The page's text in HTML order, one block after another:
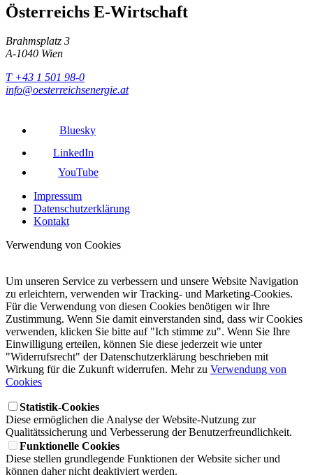
Österreichs E-Wirtschaft
Brahmsplatz 3
A-1040 Wien
T +43 1 501 98-0
info@oesterreichsenergie.at
Bluesky
LinkedIn
YouTube
Impressum
Datenschutzerklärung
Kontakt
Verwendung von Cookies
Um unseren Service zu verbessern und unsere Website Navigation
zu erleichtern, verwenden wir Tracking- und Marketing-Cookies.
Für die Verwendung von diesen Cookies benötigen wir Ihre
Zustimmung. Wenn Sie damit einverstanden sind, dass wir Cookies
verwenden, klicken Sie bitte auf "Ich stimme zu". Wenn Sie Ihre
Einwilligung erteilen, können Sie diese jederzeit wie unter
"Widerrufsrecht" der Datenschutzerklärung beschrieben mit
Wirkung für die Zukunft widerrufen. Mehr zu Verwendung von
Cookies
Statistik-Cookies
Diese ermöglichen die Analyse der Website-Nutzung zur
Qualitätssicherung und Verbesserung der Benutzerfreundlichkeit.
Funktionelle Cookies
Diese stellen grundlegende Funktionen der Website sicher und
können daher nicht deaktiviert werden.